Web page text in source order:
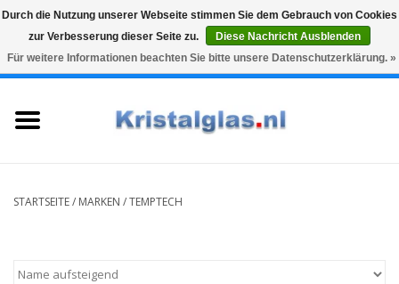
Snelle levering
Graveren
0 Artikel - €0,00
STARTSEITE/ MARKEN /TEMPTECH
Durch die Nutzung unserer Webseite stimmen Sie dem Gebrauch von Cookies
zur Verbesserung dieser Seite zu.
Diese Nachricht Ausblenden
Für weitere Informationen beachten Sie bitte unsere Datenschutzerklärung. »